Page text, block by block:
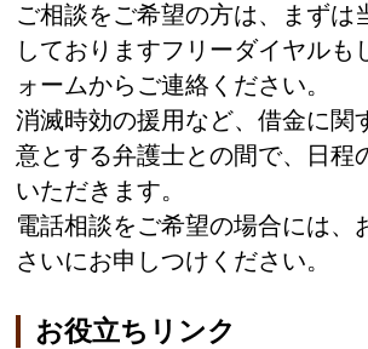
ご相談をご希望の方は、まずは
しておりますフリーダイヤルも
ォームからご連絡ください。
消滅時効の援用など、借金に関
意とする弁護士との間で、日程
いただきます。
電話相談をご希望の場合には、
さいにお申しつけください。
お役立ちリンク